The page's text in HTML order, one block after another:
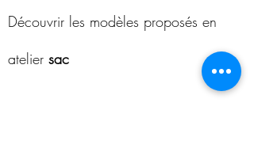
Découvrir les modèles proposés en
atelier sac